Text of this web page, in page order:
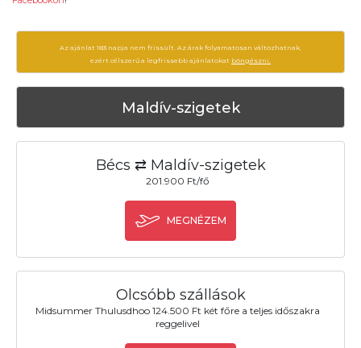
Az ajánlat 183 napja nem frissült. Az árak folyamatosan változhatnak,
ezért célszerű a legfrissebb ajánlatokat böngészni.
Maldív-szigetek
Bécs ⇄ Maldív-szigetek
201.900 Ft/fő
MEGNÉZEM
Olcsóbb szállások
Midsummer Thulusdhoo 124.500 Ft két főre a teljes időszakra
reggelivel